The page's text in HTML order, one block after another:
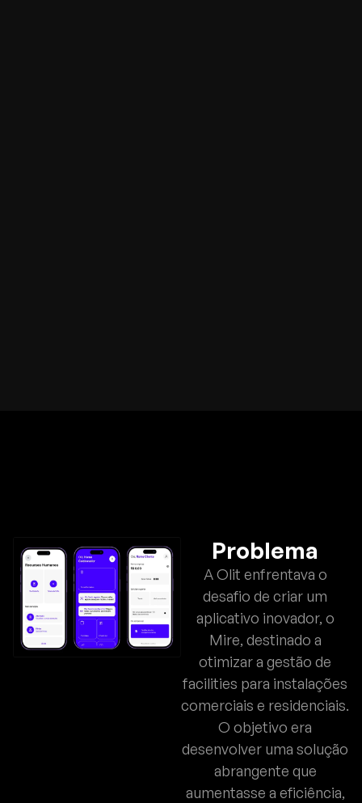
Problema
A Olit enfrentava o
desafio de criar um
aplicativo inovador, o
Mire, destinado a
otimizar a gestão de
facilities para instalações
comerciais e residenciais.
O objetivo era
desenvolver uma solução
abrangente que
aumentasse a eficiência,